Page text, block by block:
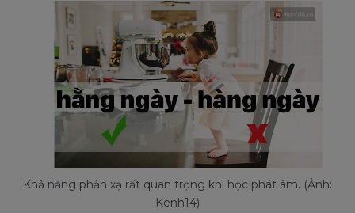
Khả năng phản xạ rất quan trọng khi học phát âm. (Ảnh:
Kenh14)